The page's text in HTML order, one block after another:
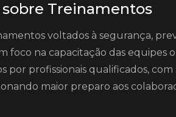
sobre Treinamentos
voltados à segurança,
foco na capacitação das equipes
por profissionais qualificados,
maior preparo aos